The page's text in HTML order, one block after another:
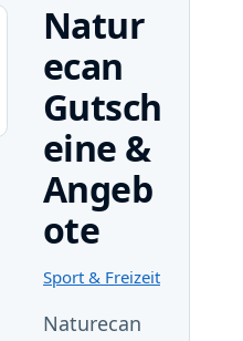
Natur
ecan
Gutsch
eine &
Angeb
ote
Sport & Freizeit
Naturecan